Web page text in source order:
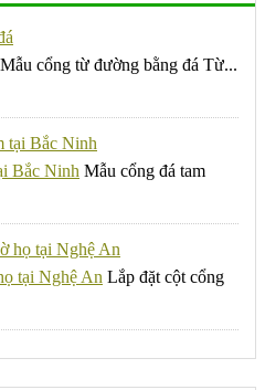
Mẫu cổng từ đường bằng đá Từ...
Bắc Ninh Mẫu cổng đá tam
tại Nghệ An Lắp đặt cột cổng